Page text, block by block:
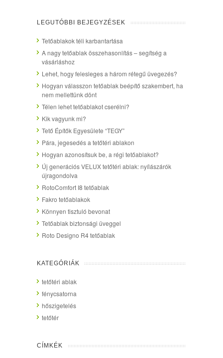
LEGUTÓBBI BEJEGYZÉSEK
Tetőablakok téli karbantartása
A nagy tetőablak összehasonlítás – segítség a
vásárláshoz
Lehet, hogy felesleges a három rétegű üvegezés?
Hogyan válasszon tetőablak beépítő szakembert, ha
nem mellettünk dönt
Télen lehet tetőablakot cserélni?
Kik vagyunk mi?
Tető Építők Egyesülete “TEGY”
Pára, jegesedés a tetőtéri ablakon
Hogyan azonosítsuk be, a régi tetőablakot?
Új generációs VELUX tetőtéri ablak: nyílászárók
újragondolva
RotoComfort I8 tetőablak
Fakro tetőablakok
Könnyen tisztuló bevonat
Tetőablak biztonsági üveggel
Roto Designo R4 tetőablak
KATEGÓRIÁK
tetőtéri ablak
fénycsatorna
hőszigetelés
tetőtér
CÍMKÉK